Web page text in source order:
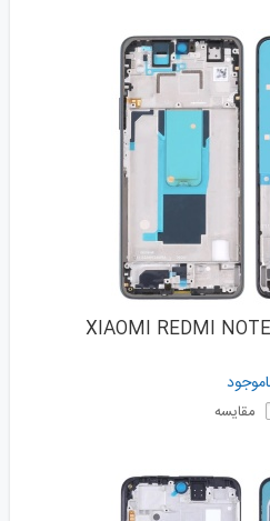
مقایسه